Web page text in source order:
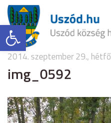
Eszköztár megnyitása
2014. szeptember 29., hétfő
img_0592